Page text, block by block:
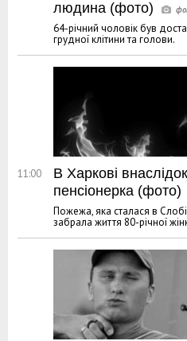
людина (фото)
64-річний чоловік був
грудної клітини та голови.
11:00
В Харкові
пенсіонерка (фото)
Пожежа, яка сталася в
забрала життя 80-річної